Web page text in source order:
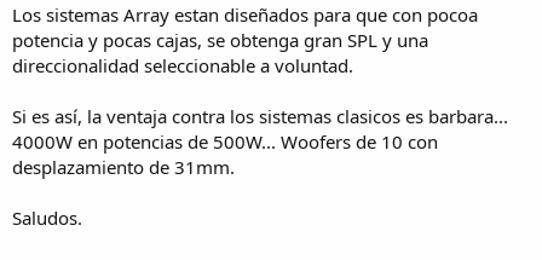
Los sistemas Array estan diseñados para que con pocoa
potencia y pocas cajas, se obtenga gran SPL y una
direccionalidad seleccionable a voluntad.
Si es así, la ventaja contra los sistemas clasicos es barbara...
4000W en potencias de 500W... Woofers de 10 con
desplazamiento de 31mm.
Saludos.